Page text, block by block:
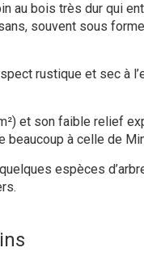
au bois très dur qui
souvent sous
rustique et sec à
et son faible relief
à celle de
espèces